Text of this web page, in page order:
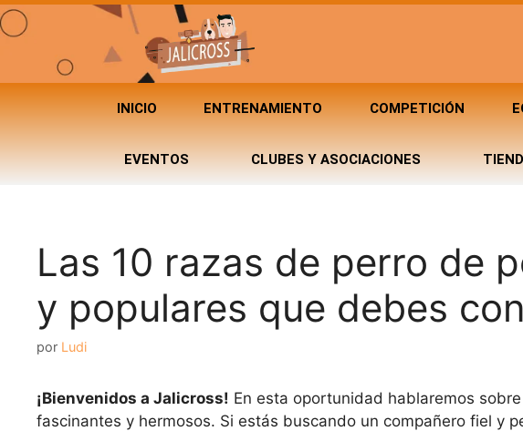
INICIO ENTRENAMIENTO COMPETICIÓN
EVENTOS CLUBES Y ASOCIACIONES
Las 10 razas de perro de
y populares que debes
por Ludi
¡Bienvenidos a Jalicross! En esta oportunidad hablaremos
fascinantes y hermosos. Si estás buscando un compañero fiel y